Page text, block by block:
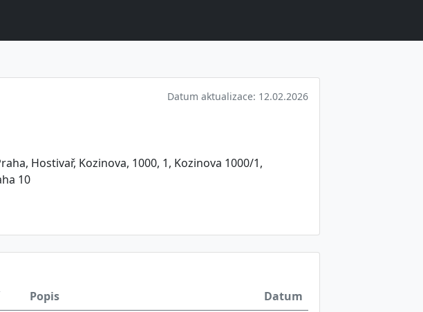
Datum aktualizace: 12.02.2026
Hostivař, Kozinova, 1000, 1, Kozinova 1000/1,
10
Popis
Datum